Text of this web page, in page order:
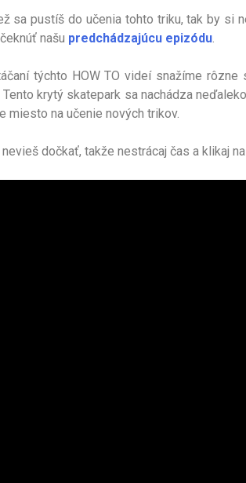
sa pustíš do učenia tohto triku, tak by
našu predchádzajúcu epizódu.
týchto HOW TO videí snažíme
krytý skatepark sa nachádza
miesto na učenie nových trikov.
dočkať, takže nestrácaj čas a klikaj